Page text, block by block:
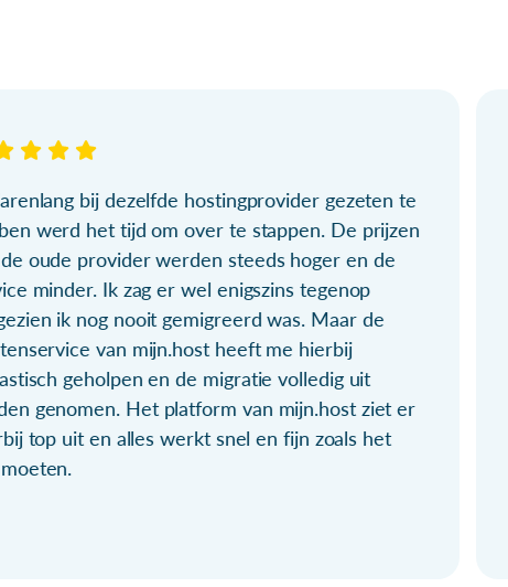
bij dezelfde hostingprovider gezeten te
werd het tijd om over te stappen. De prijzen
oude provider werden steeds hoger en de
minder. Ik zag er wel enigszins tegenop
ik nog nooit gemigreerd was. Maar de
van mijn.host heeft me hierbij
geholpen en de migratie volledig uit
genomen. Het platform van mijn.host ziet er
top uit en alles werkt snel en fijn zoals het